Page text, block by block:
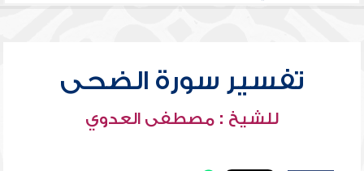
تفسير سورة الضحى
للشيخ : مصطفى العدوي